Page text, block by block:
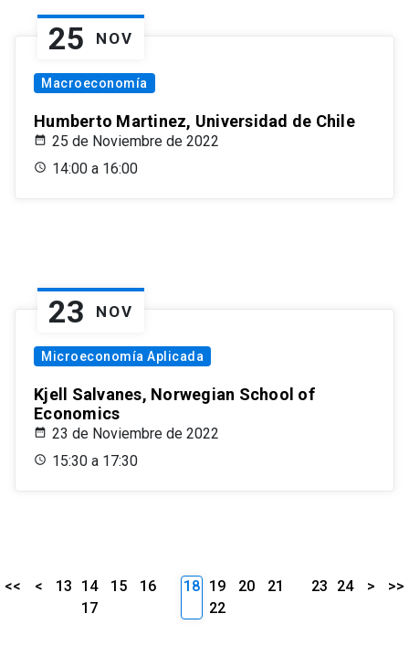
25 NOV
Macroeconomía
Humberto Martinez, Universidad de Chile
25 de Noviembre de 2022
14:00 a 16:00
23 NOV
Microeconomía Aplicada
Kjell Salvanes, Norwegian School of
Economics
23 de Noviembre de 2022
15:30 a 17:30
<< < 13 14 15
16
17
18 19 20
21
22
23 24 > >>